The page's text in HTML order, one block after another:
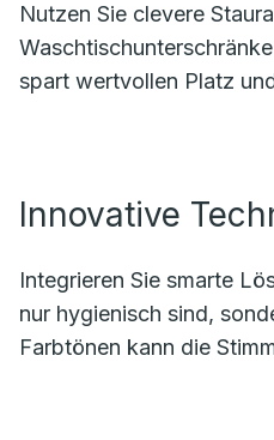
Nutzen Sie clevere
spart wertvollen Platz
Innovative
Integrieren Sie smarte
nur hygienisch sind,
Farbtönen kann die